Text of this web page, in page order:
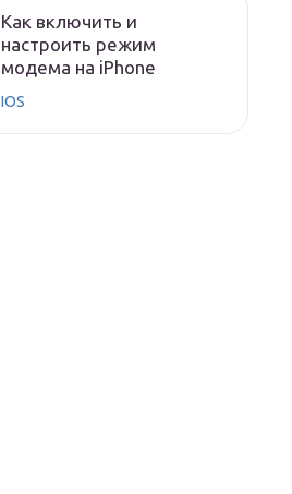
Как включить и
настроить режим
модема на iPhone
IOS